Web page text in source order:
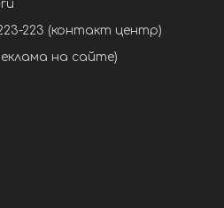
223 (контакт центр)
на сайте)